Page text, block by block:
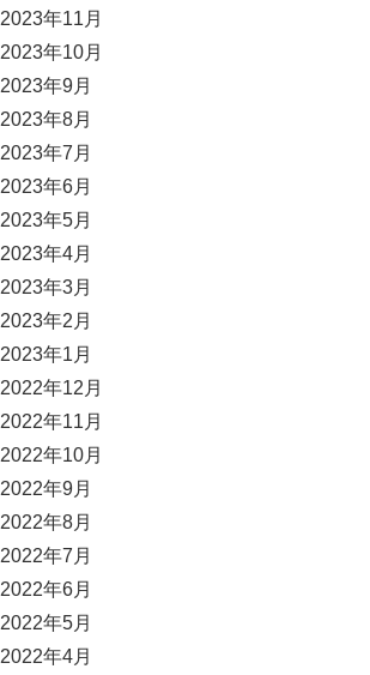
2023年11月
2023年10月
2023年9月
2023年8月
2023年7月
2023年6月
2023年5月
2023年4月
2023年3月
2023年2月
2023年1月
2022年12月
2022年11月
2022年10月
2022年9月
2022年8月
2022年7月
2022年6月
2022年5月
2022年4月